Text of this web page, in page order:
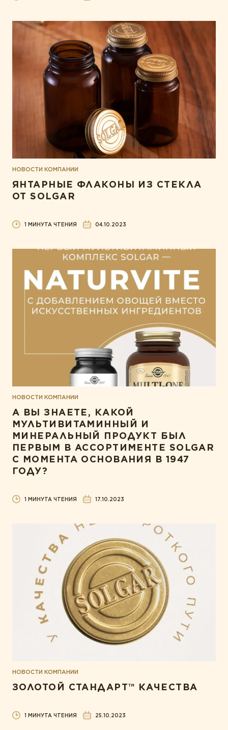
НОВОСТИ КОМПАНИИ
ЯНТАРНЫЕ ФЛАКОНЫ ИЗ СТЕКЛА
ОТ SOLGAR
1 МИНУТА ЧТЕНИЯ 04.10.2023
НОВОСТИ КОМПАНИИ
А ВЫ ЗНАЕТЕ, КАКОЙ
МУЛЬТИВИТАМИННЫЙ И
МИНЕРАЛЬНЫЙ ПРОДУКТ БЫЛ
ПЕРВЫМ В АССОРТИМЕНТЕ SOLGAR
С МОМЕНТА ОСНОВАНИЯ В 1947
ГОДУ?
1 МИНУТА ЧТЕНИЯ 17.10.2023
НОВОСТИ КОМПАНИИ
ЗОЛОТОЙ СТАНДАРТ™ КАЧЕСТВА
1 МИНУТА ЧТЕНИЯ 25.10.2023